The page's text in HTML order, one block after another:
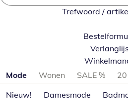
Trefwoord /
Productcategorieën overslaan
Mode Wonen SALE %
Nieuw!
Damesmode